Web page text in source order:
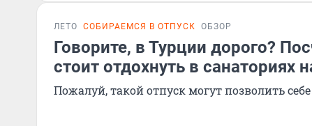
ЛЕТО СОБИРАЕМСЯ В ОТПУСК ОБЗОР
Говорите, в Турции дорого?
стоит отдохнуть в санаториях
Пожалуй, такой отпуск могут позволить